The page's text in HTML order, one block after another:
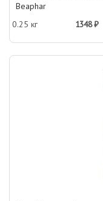
Beaphar
0.25 кг
1348 ₽